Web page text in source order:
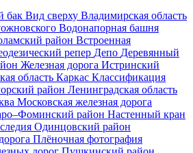
бак Вид сверху Владимирская область
Водонапорная башня
район Встроенная
репер Депо Деревянный
Железная дорога Истринский
область Каркас Классификация
район Ленинградская область
Московская железная дорога
район Настенный кран
Одинцовский район
Плёночная фотография